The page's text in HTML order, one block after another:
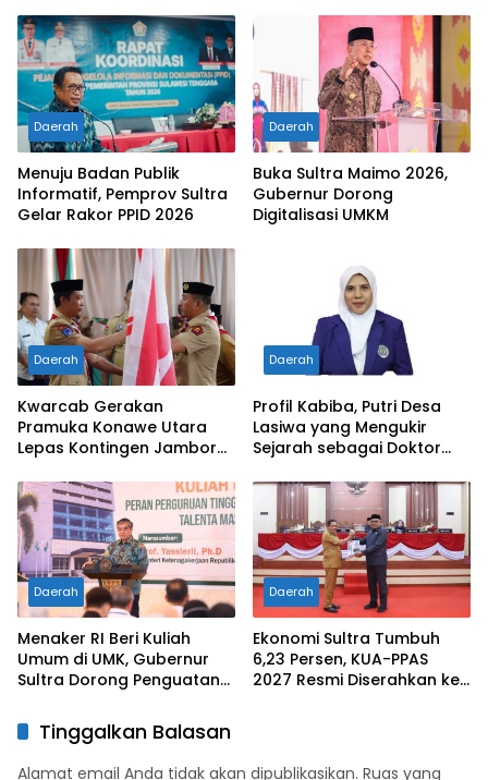
Daerah
Menuju Badan Publik
Informatif, Pemprov Sultra
Gelar Rakor PPID 2026
Daerah
Buka Sultra Maimo 2026,
Gubernur Dorong
Digitalisasi UMKM
Daerah
Kwarcab Gerakan
Pramuka Konawe Utara
Lepas Kontingen Jambore
Ikbar: Tunjukkan Karakter
Generasi Muda Konut yang
Disiplin dan Berprestasi
Daerah
Profil Kabiba, Putri Desa
Lasiwa yang Mengukir
Sejarah sebagai Doktor
Kelahirannya
Daerah
Menaker RI Beri Kuliah
Umum di UMK, Gubernur
Sultra Dorong Penguatan
Dunia Kerja
Daerah
Ekonomi Sultra Tumbuh
6,23 Persen, KUA-PPAS
2027 Resmi Diserahkan ke
Tinggalkan Balasan
Alamat email Anda tidak akan dipublikasikan. Ruas yang